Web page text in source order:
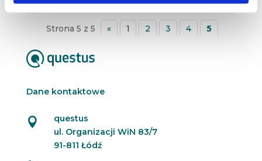
Strona 5 z 5 « 1 2 3 4 5
Dane kontaktowe

questus
ul. Organizacji WiN 83/7
91-811 Łódź